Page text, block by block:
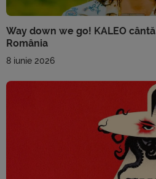
Way down we go! KALEO
România
8 iunie 2026